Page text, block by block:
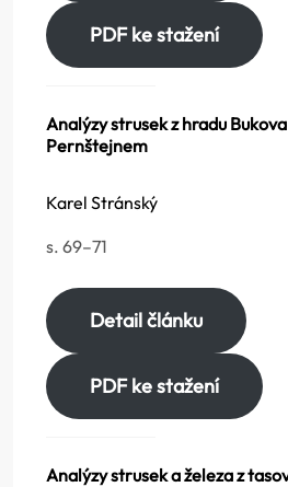
PDF ke stažení
Analýzy strusek z hradu
Pernštejnem
Karel Stránský
s. 69–71
Detail článku
PDF ke stažení
Analýzy strusek a železa z